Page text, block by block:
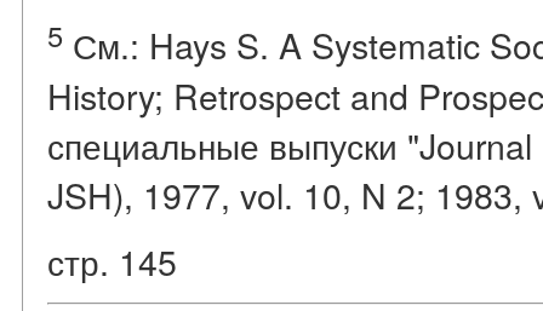
5 См.: Hays S. A Systematic
History; Retrospect and
специальные выпуски
JSH), 1977, vol. 10, N 2; 1983,
стр. 145